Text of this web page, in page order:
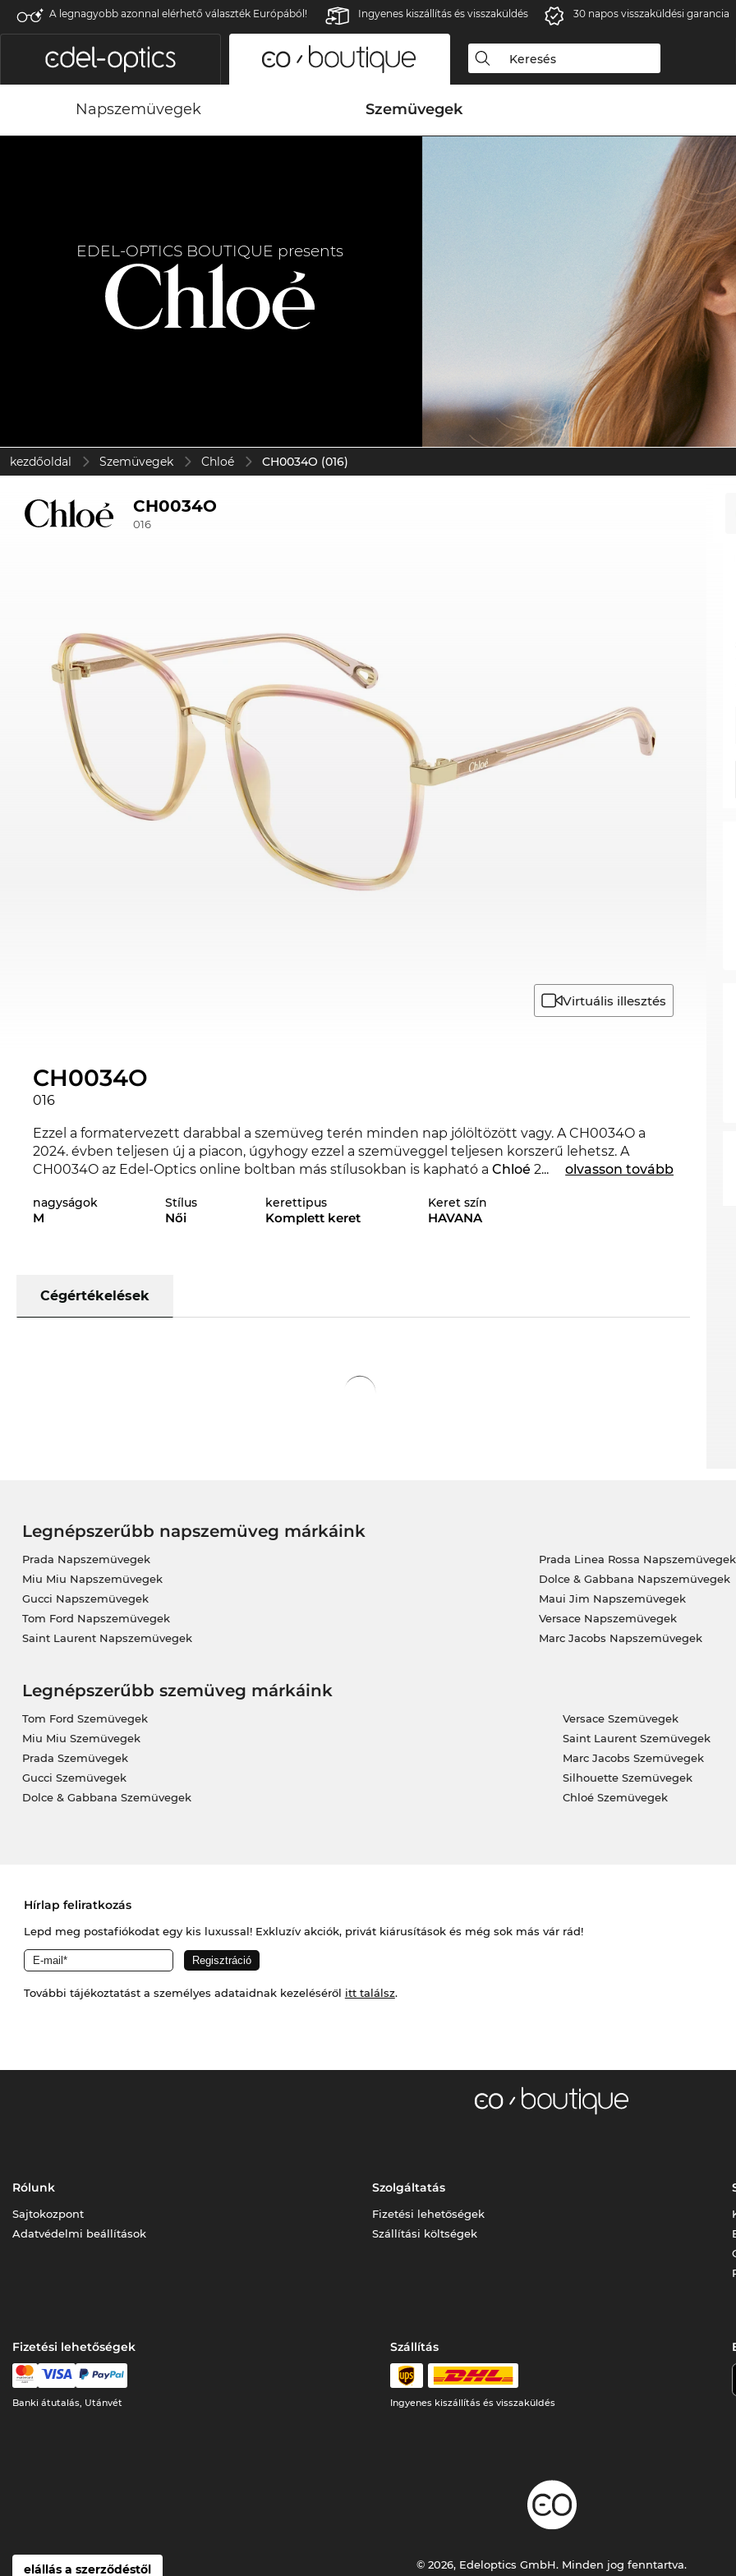
A legnagyobb azonnal elérhető választék Európából! Ingyenes kiszállítás és visszaküldés 30 napos visszaküldési garancia
Napszemüvegek Szemüvegek
EDEL-OPTICS BOUTIQUE presents
kezdőoldal Szemüvegek Chloé CH0034O (016)
CH0034O
016
Virtuális illesztés
CH0034O
016
Ezzel a formatervezett darabbal a szemüveg terén minden nap jólöltözött vagy. A CH0034O a
2024. évben teljesen új a piacon, úgyhogy ezzel a szemüveggel teljesen korszerű lehetsz. A
CH0034O az Edel-Optics online boltban más stílusokban is kapható a Chloé 2023. és 2024. évi
Ezt a keretet kifejezetten energikusnők számáratervezték. Merész design és kifejező erő
Még haChloéjelenleg nincs is raktáron, érdemes lecsapni rá, mert ez az ár verhetetlen. Mivel az
Edel-Optics a jutányos árut keresők Eldorádója, Te is hihetetlenül olcsó áron kaphatod meg ezt a
... olvasson tovább
nagyságok
M
Stílus
Női
kerettipus
Komplett keret
Keret szín
HAVANA
Cégértékelések
Legnépszerűbb napszemüveg márkáink
Prada Napszemüvegek
Miu Miu Napszemüvegek
Gucci Napszemüvegek
Tom Ford Napszemüvegek
Saint Laurent Napszemüvegek
Prada Linea Rossa Napszemüvegek
Dolce & Gabbana Napszemüvegek
Maui Jim Napszemüvegek
Versace Napszemüvegek
Marc Jacobs Napszemüvegek
Legnépszerűbb szemüveg márkáink
Tom Ford Szemüvegek
Miu Miu Szemüvegek
Prada Szemüvegek
Gucci Szemüvegek
Dolce & Gabbana Szemüvegek
Versace Szemüvegek
Saint Laurent Szemüvegek
Marc Jacobs Szemüvegek
Silhouette Szemüvegek
Chloé Szemüvegek
Hírlap feliratkozás
Lepd meg postafiókodat egy kis luxussal! Exkluzív akciók, privát kiárusítások és még sok más vár rád!
További tájékoztatást a személyes adataidnak kezeléséről itt találsz.
Rólunk
Sajtokozpont
Adatvédelmi beállítások
Szolgáltatás
Fizetési lehetőségek
Szállítási költségek
Fizetési lehetőségek
Banki átutalás, Utánvét
Szállítás
Ingyenes kiszállítás és visszaküldés
elállás a szerződéstől © 2026, Edeloptics GmbH. Minden jog fenntartva.